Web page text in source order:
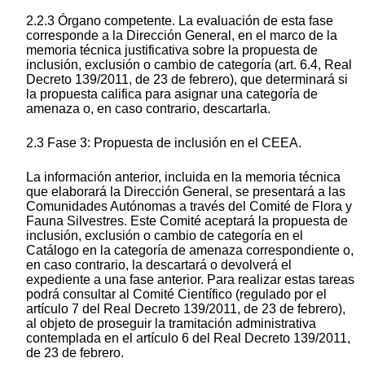
2.2.3 Órgano competente. La evaluación de esta fase
corresponde a la Dirección General, en el marco de la
memoria técnica justificativa sobre la propuesta de
inclusión, exclusión o cambio de categoría (art. 6.4, Real
Decreto 139/2011, de 23 de febrero), que determinará si
la propuesta califica para asignar una categoría de
amenaza o, en caso contrario, descartarla.
2.3 Fase 3: Propuesta de inclusión en el CEEA.
La información anterior, incluida en la memoria técnica
que elaborará la Dirección General, se presentará a las
Comunidades Autónomas a través del Comité de Flora y
Fauna Silvestres. Este Comité aceptará la propuesta de
inclusión, exclusión o cambio de categoría en el
Catálogo en la categoría de amenaza correspondiente o,
en caso contrario, la descartará o devolverá el
expediente a una fase anterior. Para realizar estas tareas
podrá consultar al Comité Científico (regulado por el
artículo 7 del Real Decreto 139/2011, de 23 de febrero),
al objeto de proseguir la tramitación administrativa
contemplada en el artículo 6 del Real Decreto 139/2011,
de 23 de febrero.